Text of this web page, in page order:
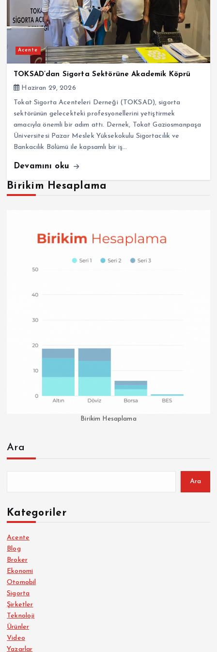
Acente
TOKSAD’dan Sigorta Sektörüne Akademik Köprü
Haziran 29, 2026
Tokat Sigorta Acenteleri Derneği (TOKSAD), sigorta
sektörünün gelecekteki profesyonellerini yetiştirmek
amacıyla önemli bir adım attı. Dernek, Tokat Gaziosmanpaşa
Üniversitesi Pazar Meslek Yüksekokulu Sigortacılık ve
Bankacılık Bölümü ile kapsamlı bir iş…
Devamını oku
Birikim Hesaplama
Birikim Hesaplama
Ara
Ara
Kategoriler
Acente
Blog
Broker
Ekonomi
Otomobil
Sigorta
Şirketler
Teknoloji
Ürünler
Video
Yazarlar